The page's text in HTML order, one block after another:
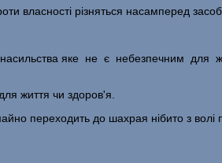
власності різняться насамперед
яке не є небезпечним для
життя чи здоров'я.
переходить до шахрая нібито з волі